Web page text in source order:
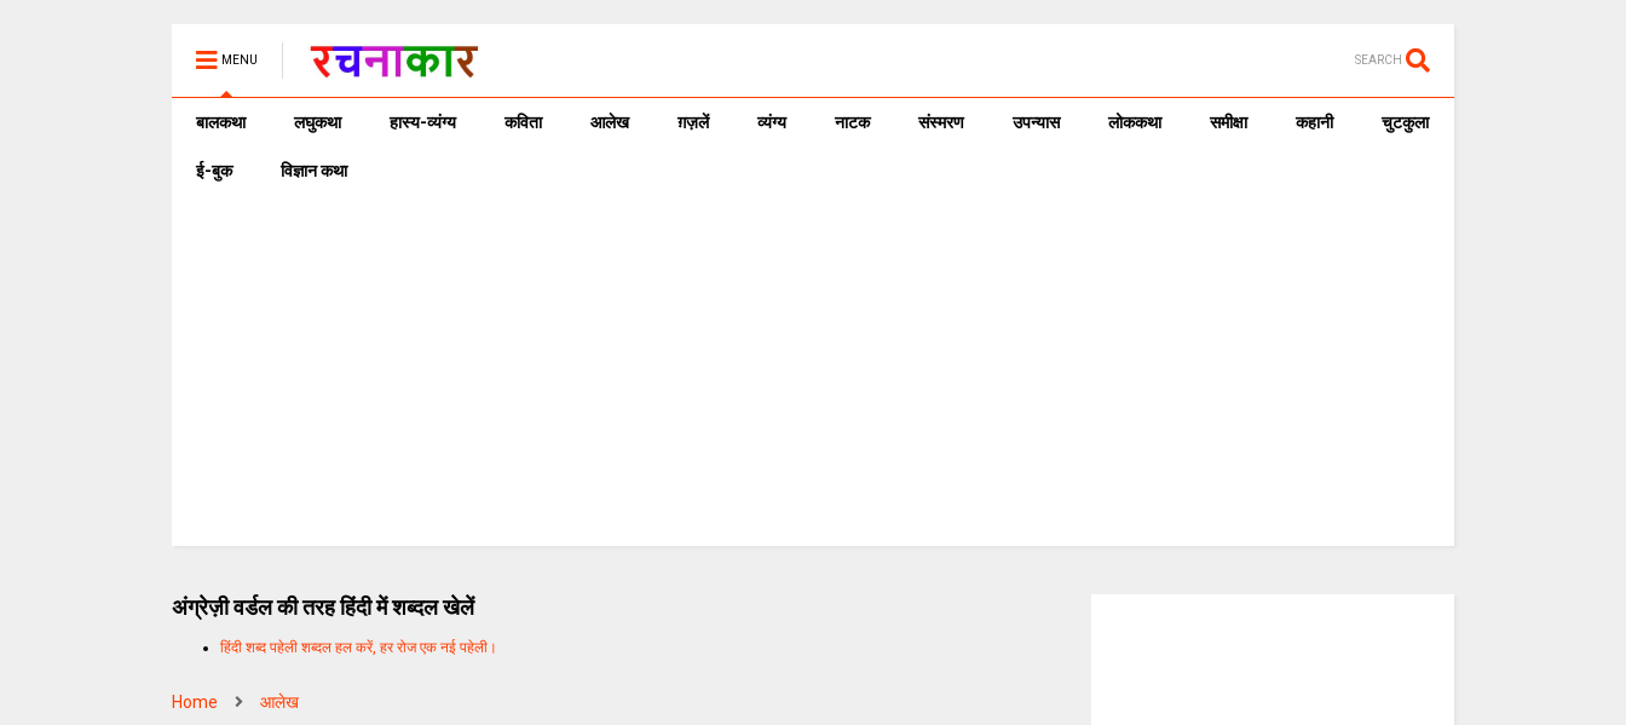
MENU SEARCH
बालकथा लघुकथा हास्य-व्यंग्य कविता आलेख ग़ज़लें व्यंग्य नाटक संस्मरण उपन्यास लोककथा समीक्षा कहानी चुटकुला
ई-बुक विज्ञान कथा
अंग्रेज़ी वर्डल की तरह हिंदी में शब्दल खेलें
हिंदी शब्द पहेली शब्दल हल करें, हर रोज एक नई पहेली।
Home आलेख